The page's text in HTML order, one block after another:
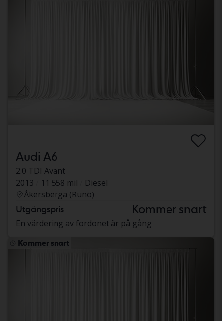
Audi A6
2.0 TDI Avant
2013
11 558 mil
Diesel
Åkersberga (Runö)
Utgångspris Kommer snart
En värdering av fordonet är på gång
Kommer snart